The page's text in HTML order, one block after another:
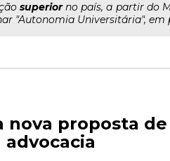
superiorno país, a partir do
"Autonomia Universitária",
nova proposta